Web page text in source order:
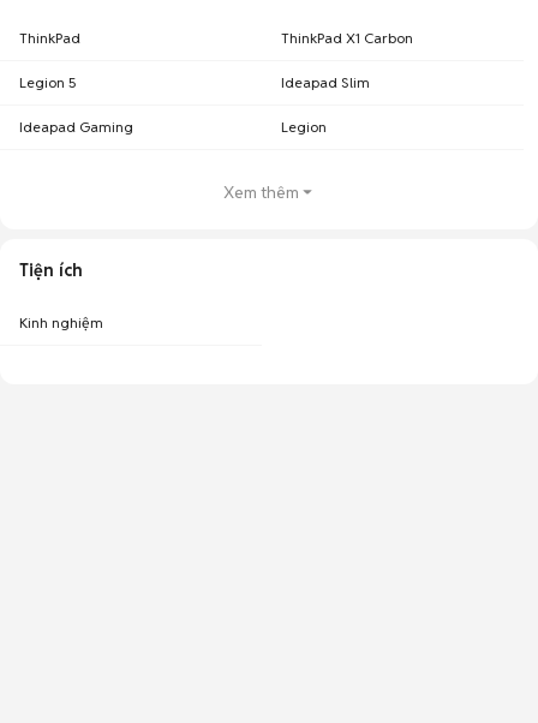
ThinkPad ThinkPad X1 Carbon
Legion 5 Ideapad Slim
Ideapad Gaming Legion
Xem thêm
Tiện ích
Kinh nghiệm